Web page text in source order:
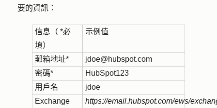
要的資訊：
信息 （ *必
填）
示例值
郵箱地址*
jdoe@hubspot.com
密碼*
HubSpot123
用戶名
jdoe
Exchange
https://email.hubspot.com/ews/